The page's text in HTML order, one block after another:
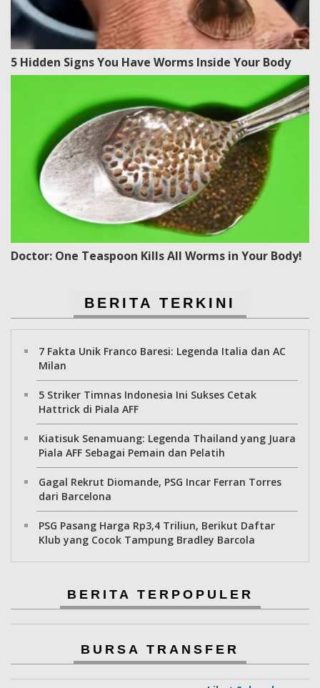
5 Hidden Signs You Have Worms Inside Your Body
Doctor: One Teaspoon Kills All Worms in Your Body!
BERITA TERKINI
7 Fakta Unik Franco Baresi: Legenda Italia dan AC
Milan
5 Striker Timnas Indonesia Ini Sukses Cetak
Hattrick di Piala AFF
Kiatisuk Senamuang: Legenda Thailand yang Juara
Piala AFF Sebagai Pemain dan Pelatih
Gagal Rekrut Diomande, PSG Incar Ferran Torres
dari Barcelona
PSG Pasang Harga Rp3,4 Triliun, Berikut Daftar
Klub yang Cocok Tampung Bradley Barcola
BERITA TERPOPULER
BURSA TRANSFER